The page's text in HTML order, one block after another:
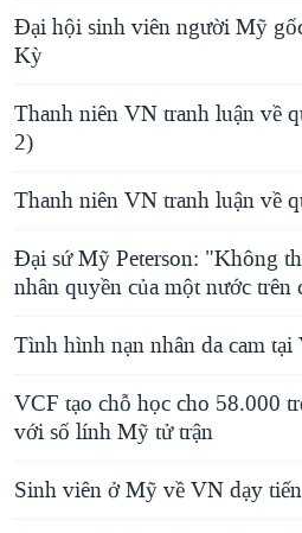
Đại hội sinh viên người Mỹ
Kỳ
Thanh niên VN tranh luận về
2)
Thanh niên VN tranh luận về
Đại sứ Mỹ Peterson: "Không
nhân quyền của một nước
Tình hình nạn nhân da cam tại
VCF tạo chỗ học cho 58.000
với số lính Mỹ tử trận
Sinh viên ở Mỹ về VN dạy